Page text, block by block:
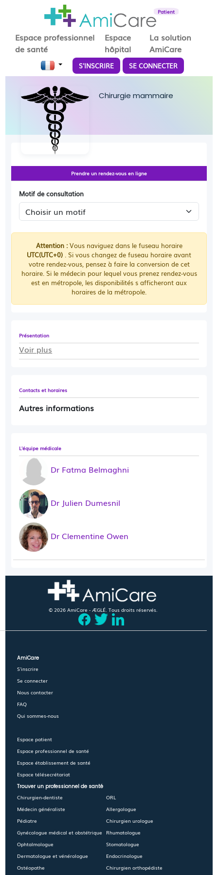
Patient
Espace professionnel
de santé
Espace
hôpital
La solution
AmiCare
S'INSCRIRE SE CONNECTER
Chirurgie mammaire
Présentation
Voir plus
Contacts et horaires
Autres informations
L'équipe médicale
Dr Fatma Belmaghni
Dr Julien Dumesnil
Dr Clementine Owen
Prendre un rendez-vous en ligne
Motif de consultation
Attention :Vous naviguez dans le fuseau horaire
UTC(UTC+0) . Si vous changez de fuseau horaire avant
votre rendez-vous, pensez à faire la conversion de cet
horaire. Si le médecin pour lequel vous prenez rendez-vous
est en métropole, les disponibilités s afficheront aux
horaires de la métropole.
© 2026 AmiCare - ÆGLÉ. Tous droits réservés.
AmiCare
S'inscrire
Se connecter
Nous contacter
FAQ
Qui sommes-nous
Espace patient
Espace professionnel de santé
Espace établissement de santé
Espace télésecrétariat
Trouver un professionnel de santé
Chirurgien-dentiste
Médecin généraliste
Pédiatre
Gynécologue médical et obstétrique
Ophtalmologue
Dermatologue et vénérologue
Ostéopathe
ORL
Allergologue
Chirurgien urologue
Rhumatologue
Stomatologue
Endocrinologue
Chirurgien orthopédiste